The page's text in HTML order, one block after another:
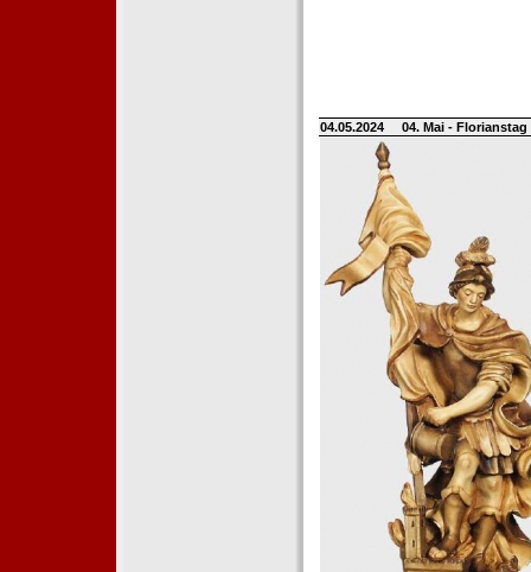
04.05.2024 04. Mai -